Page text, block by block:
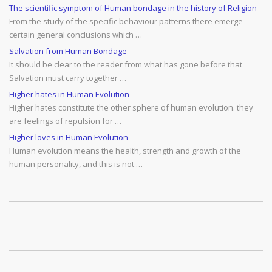
The scientific symptom of Human bondage in the history of Religion
From the study of the specific behaviour patterns there emerge
certain general conclusions which …
Salvation from Human Bondage
It should be clear to the reader from what has gone before that
Salvation must carry together …
Higher hates in Human Evolution
Higher hates constitute the other sphere of human evolution. they
are feelings of repulsion for …
Higher loves in Human Evolution
Human evolution means the health, strength and growth of the
human personality, and this is not …